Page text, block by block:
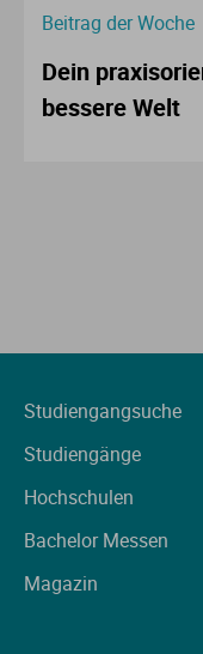
Beitrag der Woche
Dein
bessere Welt
Studiengangsuche
Studiengänge
Hochschulen
Bachelor Messen
Magazin